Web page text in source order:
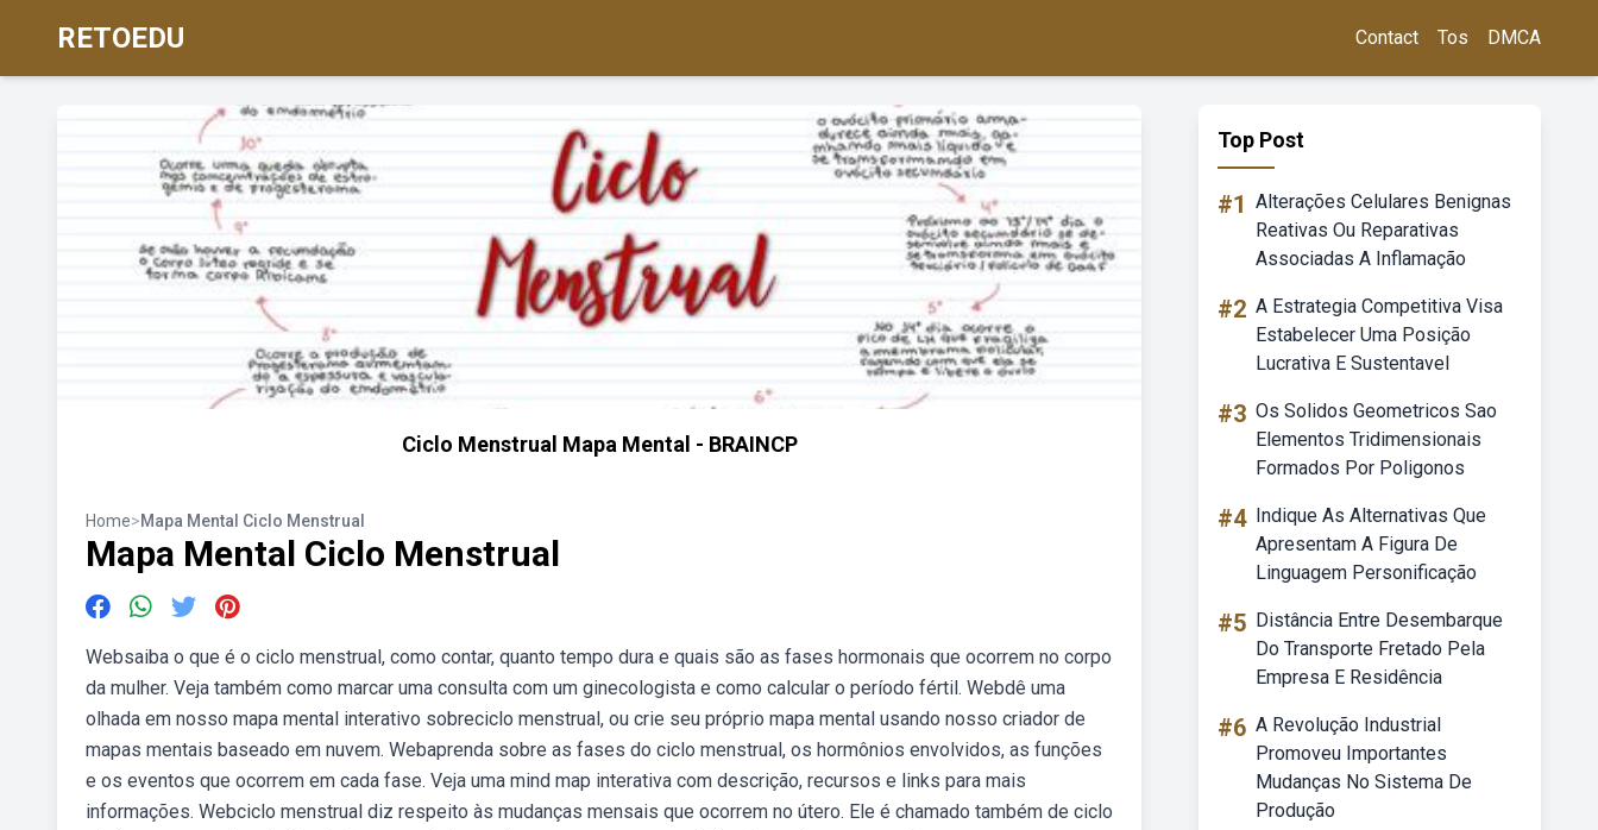
RETOEDU Contact Tos DMCA
Ciclo Menstrual Mapa Mental - BRAINCP
Home>Mapa Mental Ciclo Menstrual
Mapa Mental Ciclo Menstrual
Websaiba o que é o ciclo menstrual, como contar, quanto tempo dura e quais são as fases hormonais que ocorrem no corpo
da mulher. Veja também como marcar uma consulta com um ginecologista e como calcular o período fértil. Webdê uma
olhada em nosso mapa mental interativo sobreciclo menstrual, ou crie seu próprio mapa mental usando nosso criador de
mapas mentais baseado em nuvem. Webaprenda sobre as fases do ciclo menstrual, os hormônios envolvidos, as funções
e os eventos que ocorrem em cada fase. Veja uma mind map interativa com descrição, recursos e links para mais
informações. Webciclo menstrual diz respeito às mudanças mensais que ocorrem no útero. Ele é chamado também de ciclo
Top Post
#1 Alterações Celulares Benignas
Reativas Ou Reparativas
Associadas A Inflamação
#2 A Estrategia Competitiva Visa
Estabelecer Uma Posição
Lucrativa E Sustentavel
#3 Os Solidos Geometricos Sao
Elementos Tridimensionais
Formados Por Poligonos
#4 Indique As Alternativas Que
Apresentam A Figura De
Linguagem Personificação
#5 Distância Entre Desembarque
Do Transporte Fretado Pela
Empresa E Residência
#6 A Revolução Industrial
Promoveu Importantes
Mudanças No Sistema De
Produção